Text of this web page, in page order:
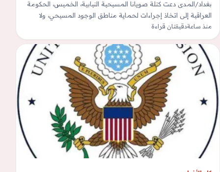
بغداد/المدى دعت كتلة صويانا المسيحية النيابية، الخميس، الحكومة
العراقية إلى اتخاذ إجراءات لحماية مناطق الوجود المسيحي، ولا
سيما سهل نينوى، ومنع أي…
منذ ساعةدقيقتان قراءة